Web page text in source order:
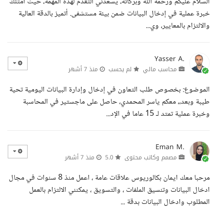
خبرة عملية في إدخال البيانات ضمن بيئة مستشفى. أتميز بالدقة العالية
والالتزام بالمعايير، وي...
Yasser A.
محاسب مالي لم يحسب منذ 7 أشهر
الموضوع: بخصوص طلب التعاون في إدخال وإدارة البيانات اليومية تحية
طيبة وبعد،، معكم ياسر المحمدي، حاصل على ماجستير في المحاسبة
وخبرة عملية تمتد لـ 15 عاما في الإد...
Eman M.
مصمم وكاتب محتوى منذ 7 أشهر
مرحبا معك ايمان بكالوريوس علاقات عامة ، اعمل منذ 8 سنوات في مجال
ادخال البيانات وتنسيق الملفات ، والتسويق ، يمكنني الالتزام بالعمل
المطلوب وادخال البيانات بدقة ...